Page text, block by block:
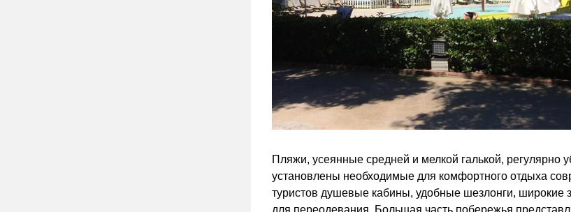
Пляжи, усеянные средней и мелкой галькой, регулярно
установлены необходимые для комфортного отдыха
туристов душевые кабины, удобные шезлонги, широкие